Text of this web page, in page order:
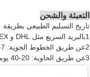
التعبئة والشحن
تاريخ التسليم الطبيعي بطريقة
1بالبريد السريع مثل DHL و FEXDEX حوالي أسبوع
2عن طريق الخطوط الجوية: 7-10 أيام
3عن طريق الحاوية: 20-40 يوماً